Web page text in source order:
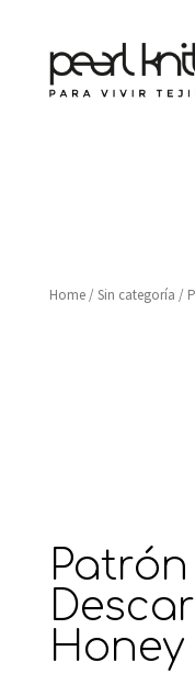
Home/Sin categoría /
Patrón